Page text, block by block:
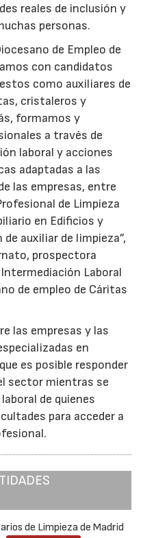
reales de inclusión y
personas.
de Empleo de
con candidatos
como auxiliares de
cristaleros y
formamos y
a través de
laboral y acciones
adaptadas a las
las empresas, entre
de Limpieza
en Edificios y
auxiliar de limpieza”,
prospectora
Laboral
de empleo de Cáritas
las empresas y las
en
es posible responder
sector mientras se
de quienes
para acceder a
de Limpieza de Madrid